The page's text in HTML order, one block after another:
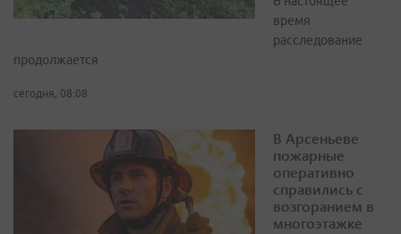
время
расследование
продолжается
сегодня, 08:08
В Арсеньеве
пожарные
оперативно
справились с
возгоранием в
многоэтажке